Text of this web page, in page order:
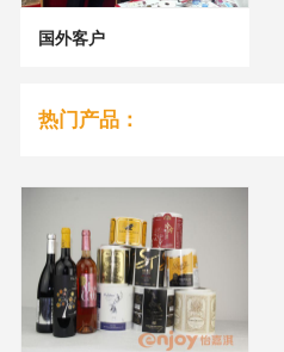
国外客户
热门产品：